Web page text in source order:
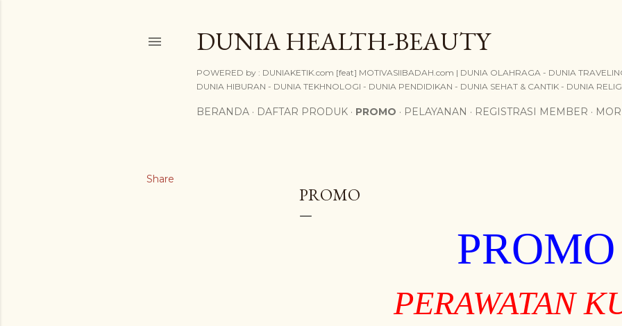
DUNIA HEALTH-BEAUTY
POWERED by : DUNIAKETIK.com [feat] MOTIVASIIBADAH.com | DUNIA OLAHRAGA - DUNIA
DUNIA HIBURAN - DUNIA TEKHNOLOGI - DUNIA PENDIDIKAN - DUNIA SEHAT & CANTIK - DUNIA
BERANDA DAFTAR PRODUK PROMO PELAYANAN REGISTRASI MEMBER
Share
PROMO
PROMO
PERAWATAN